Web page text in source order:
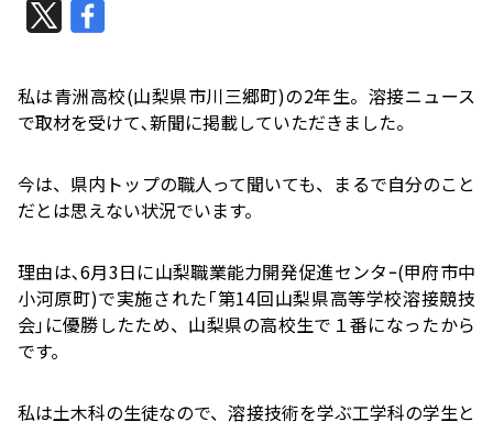
私は青洲高校(山梨県市川三郷町)の2年生。溶接ニュース
で取材を受けて､新聞に掲載していただきました。
今は、県内トップの職人って聞いても、まるで自分のこと
だとは思えない状況でいます。
理由は､6月3日に山梨職業能力開発促進センタｰ(甲府市中
小河原町)で実施された｢第14回山梨県高等学校溶接競技
会｣に優勝したため、山梨県の高校生で１番になったから
です。
私は土木科の生徒なので、溶接技術を学ぶ工学科の学生と